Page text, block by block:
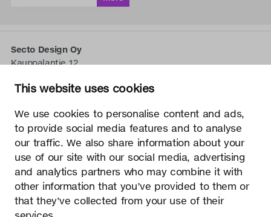
This website uses cookies
We use cookies to personalise content and ads,
to provide social media features and to analyse
our traffic. We also share information about your
use of our site with our social media, advertising
and analytics partners who may combine it with
other information that you’ve provided to them or
that they’ve collected from your use of their
Secto Design Oy
Kauppalantie 12
tel.+358 9 5050 598
Secto Design Oy besitzt und kontrolliert alle geistigen
Eigentumsrechte an seinen Produkten und zugehörigen
Materialien wie z. B. Fotos und Zeichnungen. Jegliche
Nutzung der geistigen Eigentumsrechte von Secto Design
Oy ohne schriftliche Genehmigung ist streng verboten.